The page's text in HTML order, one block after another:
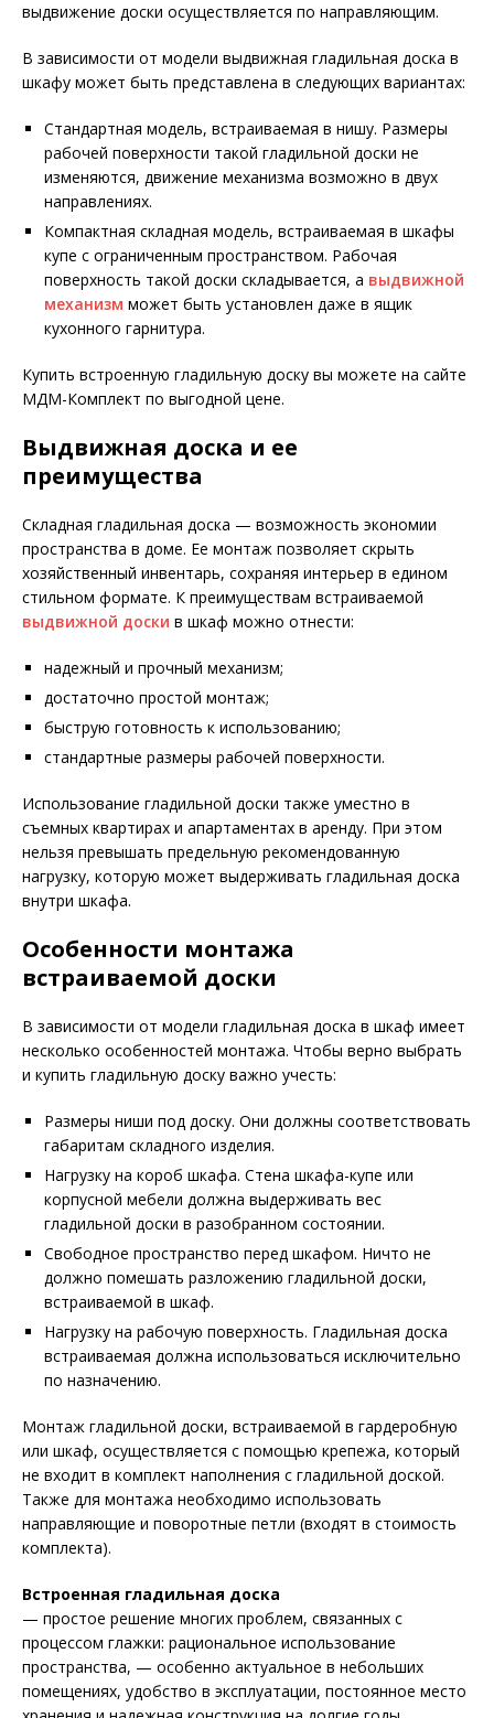
выдвижение доски осуществляется по направляющим.
В зависимости от модели выдвижная гладильная доска в
шкафу может быть представлена в следующих вариантах:
Стандартная модель, встраиваемая в нишу. Размеры
рабочей поверхности такой гладильной доски не
изменяются, движение механизма возможно в двух
направлениях.
Компактная складная модель, встраиваемая в шкафы
купе с ограниченным пространством. Рабочая
поверхность такой доски складывается, а выдвижной
механизм может быть установлен даже в ящик
кухонного гарнитура.
Купить встроенную гладильную доску вы можете на сайте
МДМ-Комплект по выгодной цене.
Выдвижная доска и ее
преимущества
Складная гладильная доска — возможность экономии
пространства в доме. Ее монтаж позволяет скрыть
хозяйственный инвентарь, сохраняя интерьер в едином
стильном формате. К преимуществам встраиваемой
выдвижной доски в шкаф можно отнести:
надежный и прочный механизм;
достаточно простой монтаж;
быструю готовность к использованию;
стандартные размеры рабочей поверхности.
Использование гладильной доски также уместно в
съемных квартирах и апартаментах в аренду. При этом
нельзя превышать предельную рекомендованную
нагрузку, которую может выдерживать гладильная доска
внутри шкафа.
Особенности монтажа
встраиваемой доски
В зависимости от модели гладильная доска в шкаф имеет
несколько особенностей монтажа. Чтобы верно выбрать
и купить гладильную доску важно учесть:
Размеры ниши под доску. Они должны соответствовать
габаритам складного изделия.
Нагрузку на короб шкафа. Стена шкафа-купе или
корпусной мебели должна выдерживать вес
гладильной доски в разобранном состоянии.
Свободное пространство перед шкафом. Ничто не
должно помешать разложению гладильной доски,
встраиваемой в шкаф.
Нагрузку на рабочую поверхность. Гладильная доска
встраиваемая должна использоваться исключительно
по назначению.
Монтаж гладильной доски, встраиваемой в гардеробную
или шкаф, осуществляется с помощью крепежа, который
не входит в комплект наполнения с гладильной доской.
Также для монтажа необходимо использовать
направляющие и поворотные петли (входят в стоимость
комплекта).
Встроенная гладильная доска
— простое решение многих проблем, связанных с
процессом глажки: рациональное использование
пространства, — особенно актуальное в небольших
помещениях, удобство в эксплуатации, постоянное место